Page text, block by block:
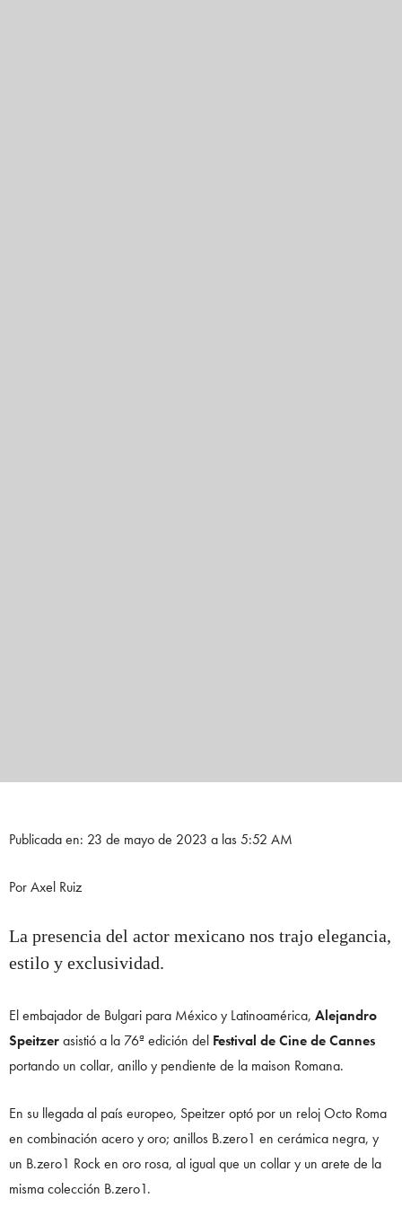
Publicada en: 23 de mayo de 2023 a las 5:52 AM
Por Axel Ruiz
La presencia del actor mexicano nos trajo elegancia,
estilo y exclusividad.
El embajador de Bulgari para México y Latinoamérica, Alejandro
Speitzerasistió a la 76ª edición del Festival de Cine de Cannes
portando un collar, anillo y pendiente de la maison Romana.
En su llegada al país europeo, Speitzer optó por un reloj Octo Roma
en combinación acero y oro; anillos B.zero1 en cerámica negra, y
un B.zero1 Rock en oro rosa, al igual que un collar y un arete de la
misma colección B.zero1.